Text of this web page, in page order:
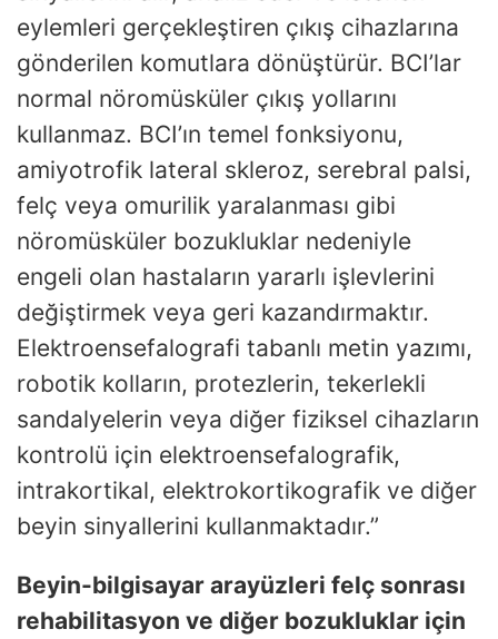
eylemleri gerçekleştiren çıkış cihazlarına
gönderilen komutlara dönüştürür. BCI’lar
normal nöromüsküler çıkış yollarını
kullanmaz. BCI’ın temel fonksiyonu,
amiyotrofik lateral skleroz, serebral palsi,
felç veya omurilik yaralanması gibi
nöromüsküler bozukluklar nedeniyle
engeli olan hastaların yararlı işlevlerini
değiştirmek veya geri kazandırmaktır.
Elektroensefalografi tabanlı metin yazımı,
robotik kolların, protezlerin, tekerlekli
sandalyelerin veya diğer fiziksel cihazların
kontrolü için elektroensefalografik,
intrakortikal, elektrokortikografik ve diğer
beyin sinyallerini kullanmaktadır.”
Beyin-bilgisayar arayüzleri felç sonrası
rehabilitasyon ve diğer bozukluklar için